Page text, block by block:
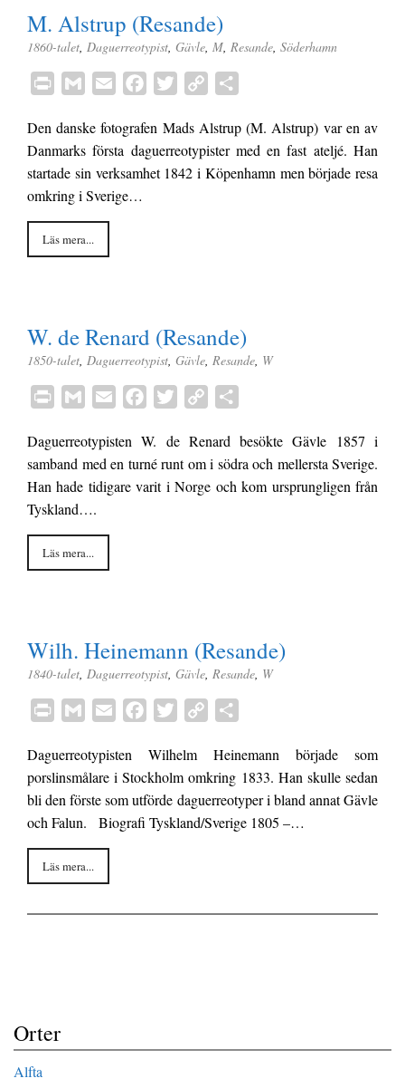
M. Alstrup (Resande)
1860-talet, Daguerreotypist, Gävle, M, Resande, Söderhamn
i
n
t
a
i
l
a
i
l
c
e
b
i
t
t
p
y
L
l
a
Den danske fotografen Mads Alstrup (M. Alstrup) var en av
Danmarks första daguerreotypister med en fast ateljé. Han
startade sin verksamhet 1842 i Köpenhamn men började resa
omkring i Sverige…
Läs mera...
W. de Renard (Resande)
1850-talet, Daguerreotypist, Gävle, Resande, W
i
n
t
a
i
a
i
l
c
e
b
i
t
t
p
y
L
l
a
Daguerreotypisten W. de Renard besökte Gävle 1857 i
samband med en turné runt om i södra och mellersta Sverige.
Han hade tidigare varit i Norge och kom ursprungligen från
Tyskland….
Läs mera...
Wilh. Heinemann (Resande)
1840-talet, Daguerreotypist, Gävle, Resande, W
i
n
t
a
i
l
a
i
l
c
e
b
o
i
t
t
e
p
y
L
i
l
a
Daguerreotypisten Wilhelm Heinemann började som
porslinsmålare i Stockholm omkring 1833. Han skulle sedan
bli den förste som utförde daguerreotyper i bland annat Gävle
och Falun. Biografi Tyskland/Sverige 1805 –…
Läs mera...
Orter
Alfta